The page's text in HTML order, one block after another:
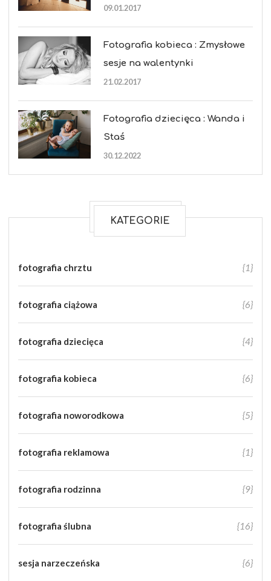
09.01.2017
Fotografia kobieca : Zmysłowe
sesje na walentynki
21.02.2017
Fotografia dziecięca : Wanda i
Staś
30.12.2022
KATEGORIE
fotografia chrztu {1}
fotografia ciążowa {6}
fotografia dziecięca {4}
fotografia kobieca {6}
fotografia noworodkowa {5}
fotografia reklamowa {1}
fotografia rodzinna {9}
fotografia ślubna {16}
sesja narzeczeńska {6}